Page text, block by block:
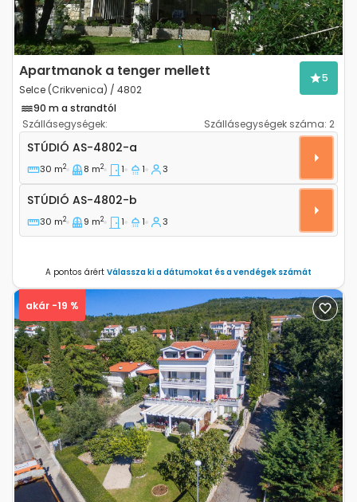
Apartmanok a tenger mellett
Selce (Crikvenica) / 4802
5
90 m a strandtól
Szállásegységek:
Szállásegységek száma: 2
Stúdió apartman Selce, Crikvenica AS-4802-a
STÚDIÓ AS-4802-a
30 m2 8 m2 1 1 3
Stúdió AS-4802-b
STÚDIÓ AS-4802-b
30 m2 9 m2 1 1 3
A pontos árért Válassza ki a dátumokat és a vendégek számát
Previous Next
akár -19 %